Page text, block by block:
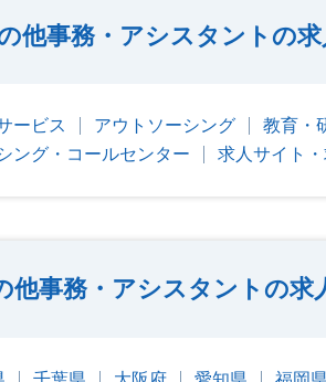
他事務・アシスタントの
ービス アウトソーシング
教育・
ング・コールセンター
求人サイト
他事務・アシスタントの求